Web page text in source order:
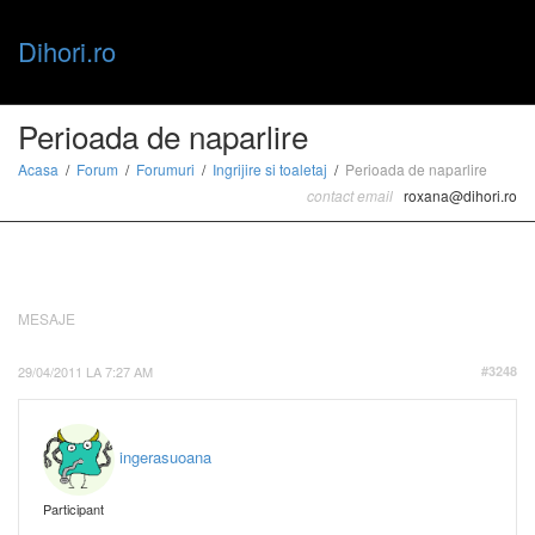
Dihori.ro
Perioada de naparlire
Acasa Forum Forumuri Ingrijire si toaletaj
Perioada de naparlire
contact email roxana@dihori.ro
MESAJE
29/04/2011 LA 7:27 AM #3248
ingerasuoana
Participant